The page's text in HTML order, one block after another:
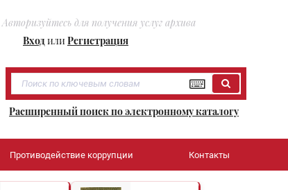
Авторизуйтесь для получения услуг архива
ВходилиРегистрация
Расширенный поиск по электронному каталогу
Противодействие коррупции Контакты